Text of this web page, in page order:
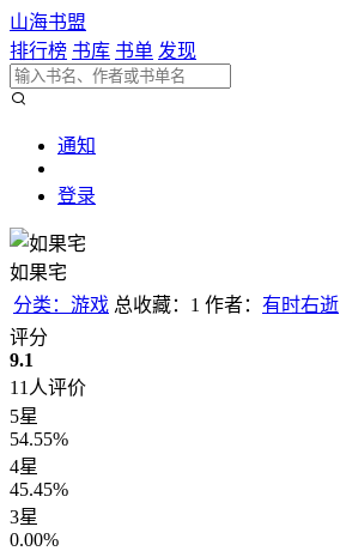
山海书盟
排行榜 书库 书单 发现
通知
登录
如果宅
分类：游戏 总收藏：1 作者： 有时右逝
评分
9.1
11 人评价
5星
54.55%
4星
45.45%
3星
0.00%